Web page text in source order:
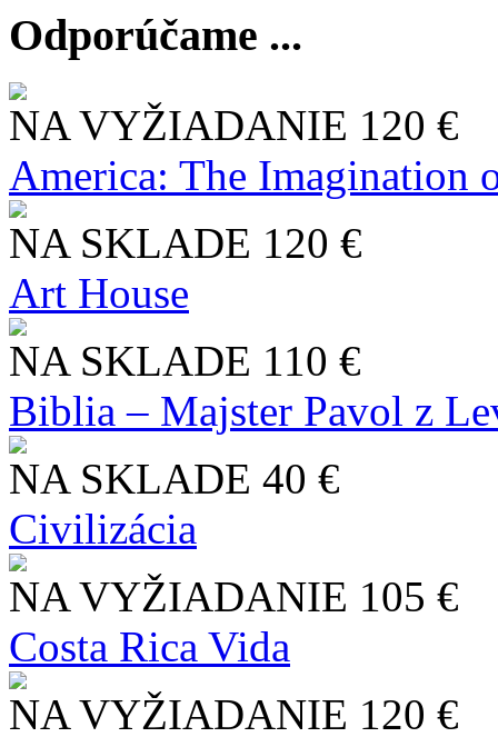
Odporúčame ...
NA VYŽIADANIE 120 €
America: The Imagination
NA SKLADE 120 €
Art House
NA SKLADE 110 €
Biblia – Majster Pavol z
NA SKLADE 40 €
Civilizácia
NA VYŽIADANIE 105 €
Costa Rica Vida
NA VYŽIADANIE 120 €